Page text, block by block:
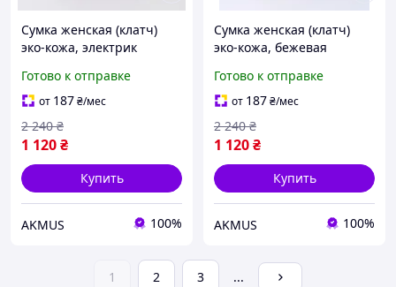
Сумка женская (клатч)
эко-кожа, электрик
Готово к отправке
от 187₴/мес
1 120₴
2 240 ₴
Купить
AKMUS 100%
Сумка женская (клатч)
эко-кожа, бежевая
Готово к отправке
от 187₴/мес
1 120₴
2 240 ₴
Купить
AKMUS 100%
1 2 3 ...